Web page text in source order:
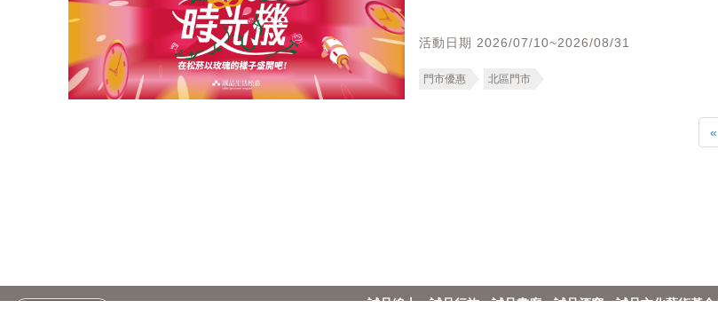
活動日期 2026/07/10~2026/08/31
門市優惠 北區門市
«
誠品線上 誠品行旅 誠品畫廊 誠品酒窖 誠品文化藝術基金